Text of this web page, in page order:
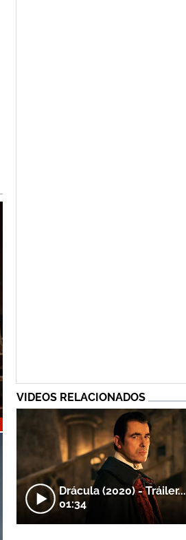
VIDEOS RELACIONADOS
Drácula (2020) - Tráiler...
01:34